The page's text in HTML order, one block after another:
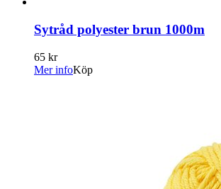
Sytråd polyester brun 1000m
65 kr
Mer infoKöp